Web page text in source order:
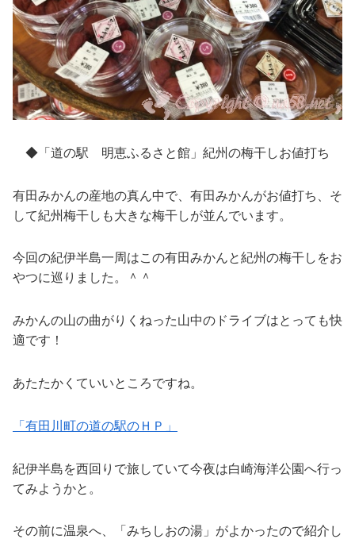
◆「道の駅 明恵ふるさと館」紀州の梅干しお値打ち
有田みかんの産地の真ん中で、有田みかんがお値打ち、そ
して紀州梅干しも大きな梅干しが並んでいます。
今回の紀伊半島一周はこの有田みかんと紀州の梅干しをお
やつに巡りました。＾＾
みかんの山の曲がりくねった山中のドライブはとっても快
適です！
あたたかくていいところですね。
「有田川町の道の駅のＨＰ」
紀伊半島を西回りで旅していて今夜は白崎海洋公園へ行っ
てみようかと。
その前に温泉へ、「みちしおの湯」がよかったので紹介し